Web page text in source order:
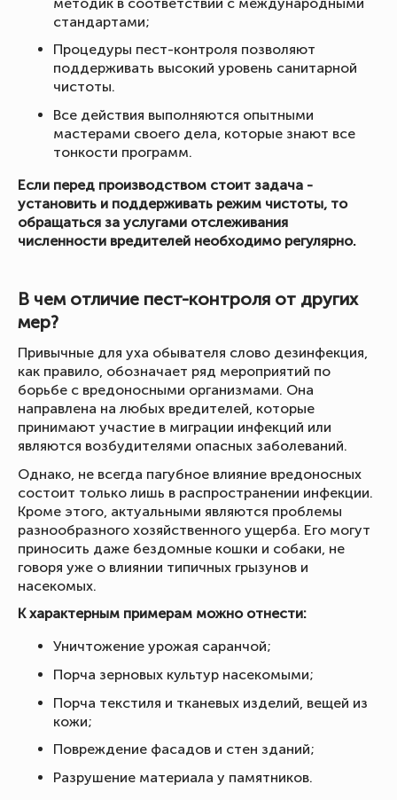
стандартами;
Процедуры пест-контроля позволяют
поддерживать высокий уровень санитарной
чистоты.
Все действия выполняются опытными
мастерами своего дела, которые знают все
тонкости программ.
Если перед производством стоит задача -
установить и поддерживать режим чистоты, то
обращаться за услугами отслеживания
численности вредителей необходимо регулярно.
В чем отличие пест-контроля от других
мер?
Привычные для уха обывателя слово дезинфекция,
как правило, обозначает ряд мероприятий по
борьбе с вредоносными организмами. Она
направлена на любых вредителей, которые
принимают участие в миграции инфекций или
являются возбудителями опасных заболеваний.
Однако, не всегда пагубное влияние вредоносных
состоит только лишь в распространении инфекции.
Кроме этого, актуальными являются проблемы
разнообразного хозяйственного ущерба. Его могут
приносить даже бездомные кошки и собаки, не
говоря уже о влиянии типичных грызунов и
насекомых.
К характерным примерам можно отнести:
Уничтожение урожая саранчой;
Порча зерновых культур насекомыми;
Порча текстиля и тканевых изделий, вещей из
кожи;
Повреждение фасадов и стен зданий;
Разрушение материала у памятников.